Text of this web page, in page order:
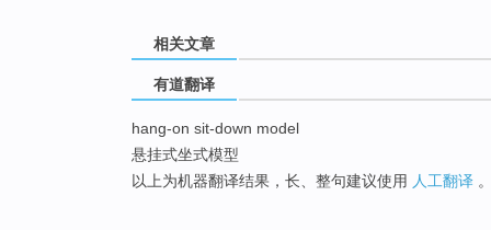
相关文章
有道翻译
hang-on sit-down model
悬挂式坐式模型
以上为机器翻译结果，长、整句建议使用 人工翻译